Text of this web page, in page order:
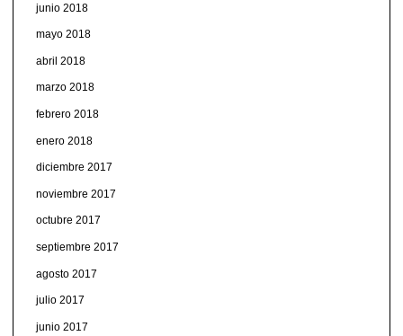
junio 2018
mayo 2018
abril 2018
marzo 2018
febrero 2018
enero 2018
diciembre 2017
noviembre 2017
octubre 2017
septiembre 2017
agosto 2017
julio 2017
junio 2017